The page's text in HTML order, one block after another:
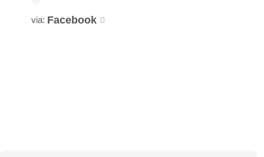
via: Facebook